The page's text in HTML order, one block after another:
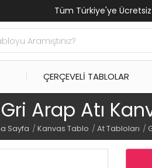
Tüm Türkiye'ye
ÇERÇEVELI TABLOLAR
Gri Arap Atı
Sayfa Kanvas Tablo At Tabloları